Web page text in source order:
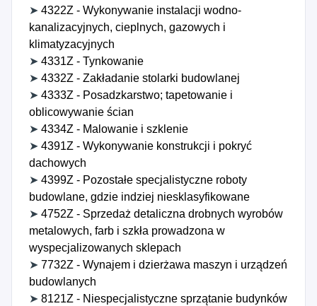
➤ 4322Z - Wykonywanie instalacji wodno-
kanalizacyjnych, cieplnych, gazowych i
klimatyzacyjnych
➤ 4331Z - Tynkowanie
➤ 4332Z - Zakładanie stolarki budowlanej
➤ 4333Z - Posadzkarstwo; tapetowanie i
oblicowywanie ścian
➤ 4334Z - Malowanie i szklenie
➤ 4391Z - Wykonywanie konstrukcji i pokryć
dachowych
➤ 4399Z - Pozostałe specjalistyczne roboty
budowlane, gdzie indziej niesklasyfikowane
➤ 4752Z - Sprzedaż detaliczna drobnych wyrobów
metalowych, farb i szkła prowadzona w
wyspecjalizowanych sklepach
➤ 7732Z - Wynajem i dzierżawa maszyn i urządzeń
budowlanych
➤ 8121Z - Niespecjalistyczne sprzątanie budynków